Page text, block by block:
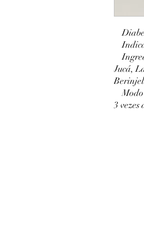
Jucá,
Modo
3 vezes